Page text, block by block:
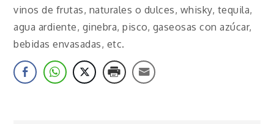
vinos de frutas, naturales o dulces, whisky, tequila,
agua ardiente, ginebra, pisco, gaseosas con azúcar,
bebidas envasadas, etc.